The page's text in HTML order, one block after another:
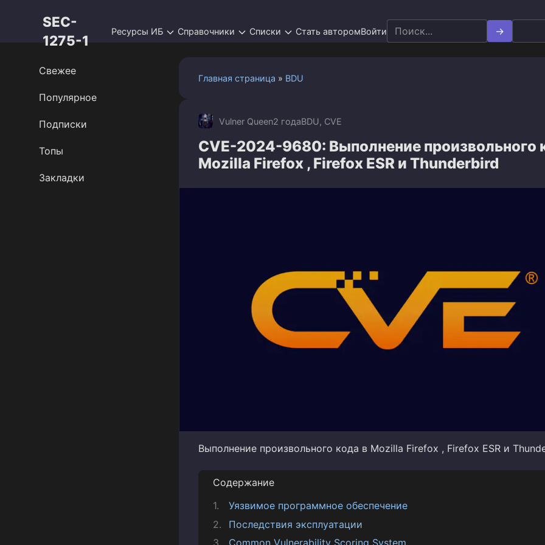
SEC-
1275-1
Ресурсы ИБ Справочники Списки Стать авторомВойти
Search
for:
Главная страница » BDU
Vulner Queen2 годаBDU, CVE
CVE-2024-9680: Выполнение произвольного
Mozilla Firefox , Firefox ESR и Thunderbird
Выполнение произвольного кода в Mozilla Firefox , Firefox ESR и
Содержание
Уязвимое программное обеспечение
Последствия эксплуатации
Свежее
Популярное
Подписки
Топы
Закладки